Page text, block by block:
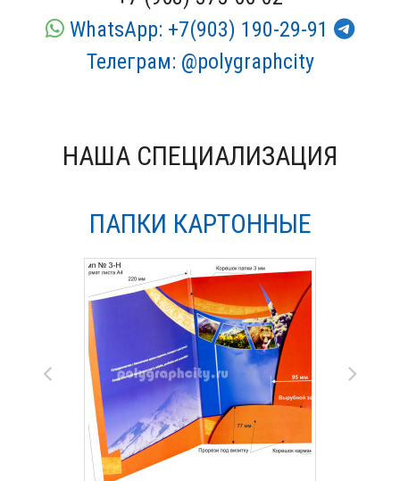
WhatsApp: +7(903) 190-29-91
Телеграм: @polygraphcity
НАША СПЕЦИАЛИЗАЦИЯ
ПАПКИ КАРТОННЫЕ